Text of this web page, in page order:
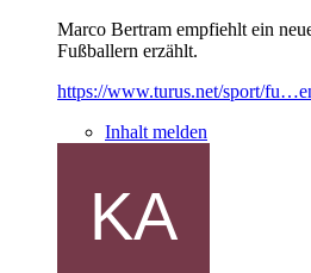
Marco Bertram empfiehlt ein
Fußballern erzählt.
https://www.turus.net/sport/
Inhalt melden